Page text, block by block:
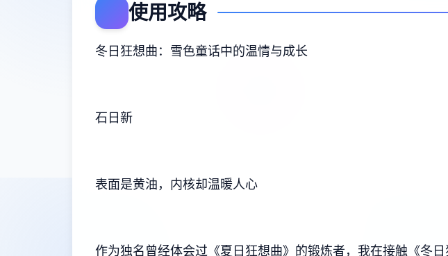
使用攻略
冬日狂想曲：雪色童话中的温情与成长
石日新
表面是黄油，内核却温暖人心
作为独名曾经体会过《夏日狂想曲》的锻炼者，我在接触《冬